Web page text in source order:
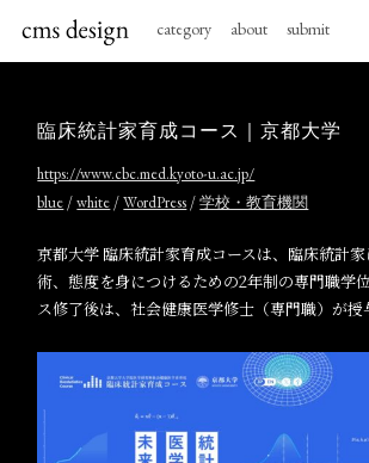
category about submit
臨床統計家育成コース｜京都大学
https://www.cbc.med.kyoto-u.ac.jp/
blue /white /WordPress /学校・教育機関
京都大学 臨床統計家育成コースは、臨床統計
術、態度を身につけるための2年制の専門職学
ス修了後は、社会健康医学修士（専門職）が授